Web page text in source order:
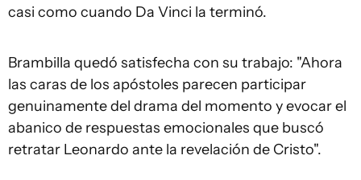
casi como cuando Da Vinci la terminó.
Brambilla quedó satisfecha con su trabajo: "Ahora
las caras de los apóstoles parecen participar
genuinamente del drama del momento y evocar el
abanico de respuestas emocionales que buscó
retratar Leonardo ante la revelación de Cristo".